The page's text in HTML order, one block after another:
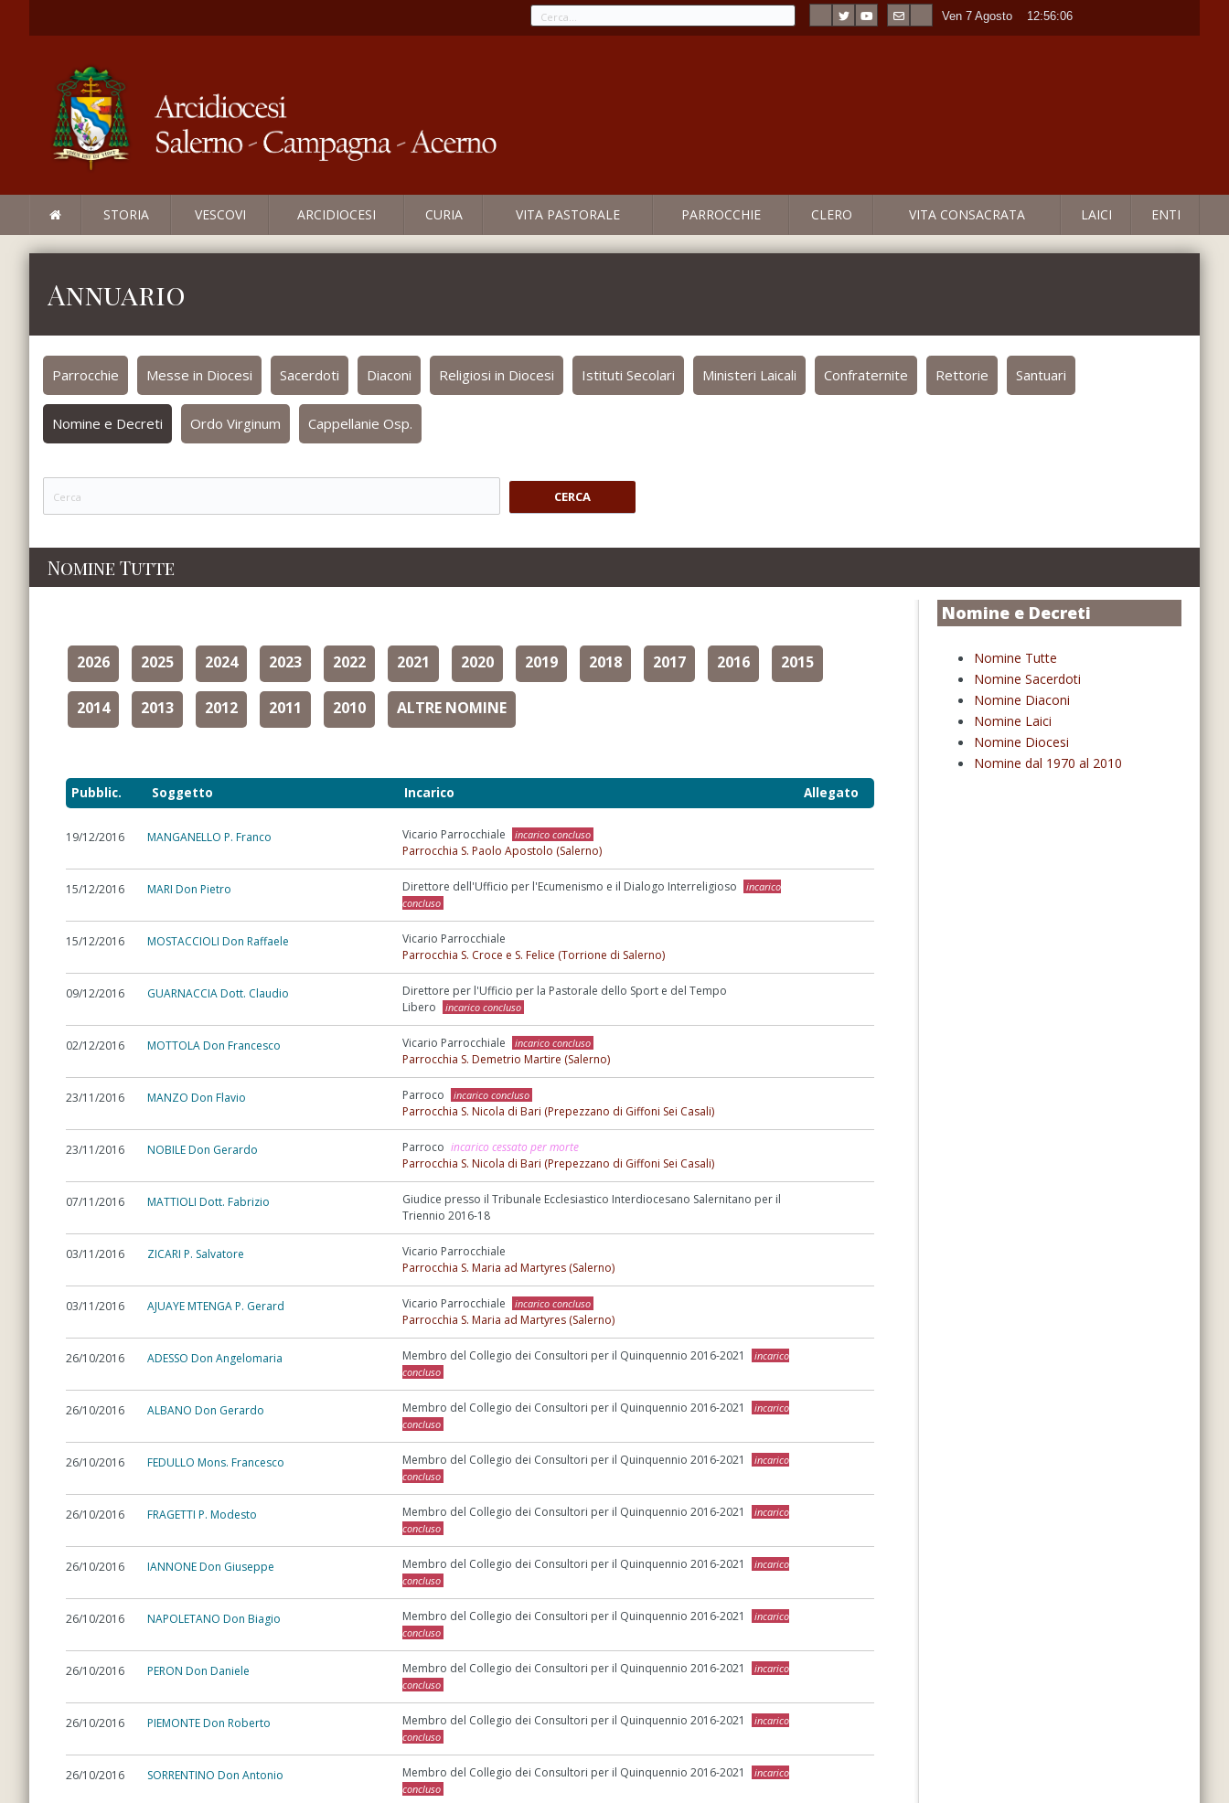
Ven 7 Agosto 12:56:07
STORIA VESCOVI ARCIDIOCESI CURIA VITA PASTORALE PARROCCHIE CLERO VITA CONSACRATA LAICI ENTI
Annuario
Parrocchie Messe in Diocesi Sacerdoti Diaconi Religiosi in Diocesi Istituti Secolari Ministeri Laicali Confraternite Rettorie Santuari
Nomine e Decreti Ordo Virginum Cappellanie Osp.
CERCA
Nomine Tutte
2026 2025 2024 2023 2022 2021 2020 2019 2018 2017 2016 2015
2014 2013 2012 2011 2010 ALTRE NOMINE
Pubblic. Soggetto Incarico Allegato
19/12/2016 MANGANELLO P. Franco Vicario Parrocchiale incarico concluso
Parrocchia S. Paolo Apostolo (Salerno)
15/12/2016 MARI Don Pietro Direttore dell'Ufficio per l'Ecumenismo e il Dialogo Interreligioso
incarico
concluso
15/12/2016 MOSTACCIOLI Don Raffaele
Vicario Parrocchiale
Parrocchia S. Croce e S. Felice (Torrione di Salerno)
09/12/2016 GUARNACCIA Dott. Claudio
Direttore per l'Ufficio per la Pastorale dello Sport e del Tempo
Libero
incarico concluso
02/12/2016 MOTTOLA Don Francesco Vicario Parrocchiale incarico concluso
Parrocchia S. Demetrio Martire (Salerno)
23/11/2016 MANZO Don Flavio Parroco incarico concluso
Parrocchia S. Nicola di Bari (Prepezzano di Giffoni Sei Casali)
23/11/2016 NOBILE Don Gerardo Parroco incarico cessato per morte
Parrocchia S. Nicola di Bari (Prepezzano di Giffoni Sei Casali)
07/11/2016 MATTIOLI Dott. Fabrizio
Giudice presso il Tribunale Ecclesiastico Interdiocesano Salernitano per il
Triennio 2016-18
03/11/2016 ZICARI P. Salvatore
Vicario Parrocchiale
Parrocchia S. Maria ad Martyres (Salerno)
03/11/2016 AJUAYE MTENGA P. Gerard Vicario Parrocchiale incarico concluso
Parrocchia S. Maria ad Martyres (Salerno)
26/10/2016 ADESSO Don Angelomaria Membro del Collegio dei Consultori per il Quinquennio 2016-2021
incarico
concluso
26/10/2016 ALBANO Don Gerardo Membro del Collegio dei Consultori per il Quinquennio 2016-2021
incarico
concluso
26/10/2016 FEDULLO Mons. Francesco Membro del Collegio dei Consultori per il Quinquennio 2016-2021
incarico
concluso
26/10/2016 FRAGETTI P. Modesto Membro del Collegio dei Consultori per il Quinquennio 2016-2021
incarico
concluso
26/10/2016 IANNONE Don Giuseppe Membro del Collegio dei Consultori per il Quinquennio 2016-2021
incarico
concluso
26/10/2016 NAPOLETANO Don Biagio Membro del Collegio dei Consultori per il Quinquennio 2016-2021
incarico
concluso
26/10/2016 PERON Don Daniele Membro del Collegio dei Consultori per il Quinquennio 2016-2021
incarico
concluso
26/10/2016 PIEMONTE Don Roberto Membro del Collegio dei Consultori per il Quinquennio 2016-2021
incarico
concluso
26/10/2016 SORRENTINO Don Antonio Membro del Collegio dei Consultori per il Quinquennio 2016-2021
incarico
concluso
Nomine e Decreti
Nomine Tutte
Nomine Sacerdoti
Nomine Diaconi
Nomine Laici
Nomine Diocesi
Nomine dal 1970 al 2010